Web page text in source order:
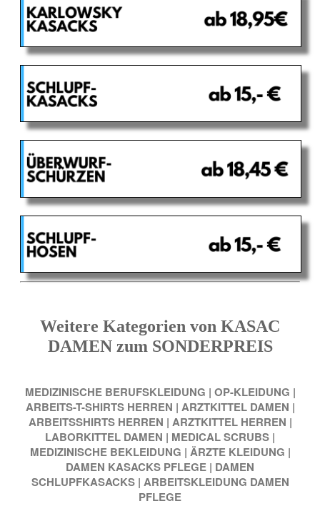
Weitere Kategorien von KASAC
DAMEN zum SONDERPREIS
MEDIZINISCHE BERUFSKLEIDUNG | OP-KLEIDUNG |
ARBEITS-T-SHIRTS HERREN | ARZTKITTEL DAMEN |
ARBEITSSHIRTS HERREN | ARZTKITTEL HERREN |
LABORKITTEL DAMEN | MEDICAL SCRUBS |
MEDIZINISCHE BEKLEIDUNG | ÄRZTE KLEIDUNG |
DAMEN KASACKS PFLEGE | DAMEN
SCHLUPFKASACKS | ARBEITSKLEIDUNG DAMEN
PFLEGE